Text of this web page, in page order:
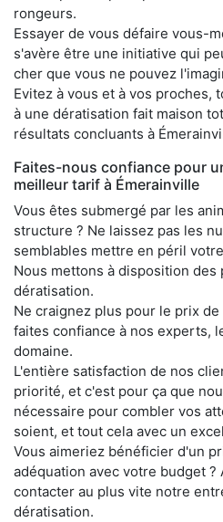
rongeurs.
Essayer de vous défaire vous-
s'avère être une initiative qui
cher que vous ne pouvez
Evitez à vous et à vos proches,
à une dératisation fait maison
résultats concluants à
Faites-nous confiance pour
meilleur tarif à Émerainville
Vous êtes submergé par les
structure ? Ne laissez pas les
semblables mettre en péril
Nous mettons à disposition
dératisation.
Ne craignez plus pour le prix
faites confiance à nos experts,
domaine.
L'entière satisfaction de nos
priorité, et c'est pour ça que
nécessaire pour combler vos
soient, et tout cela avec un
Vous aimeriez bénéficier d'un
adéquation avec votre budget
contacter au plus vite notre
dératisation.